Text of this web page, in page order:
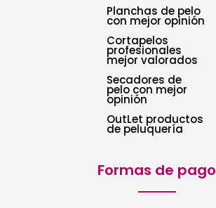
Planchas de pelo
con mejor opinión
Cortapelos
profesionales
mejor valorados
Secadores de
pelo con mejor
opinión
OutLet productos
de peluquería
Formas de pago